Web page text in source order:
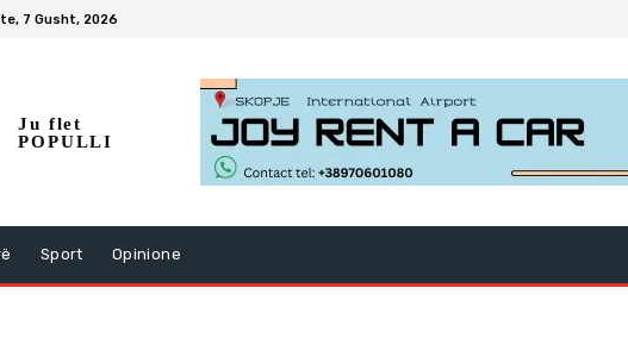
7 Gusht, 2026
Ju flet
POPULLI
Sport Opinione